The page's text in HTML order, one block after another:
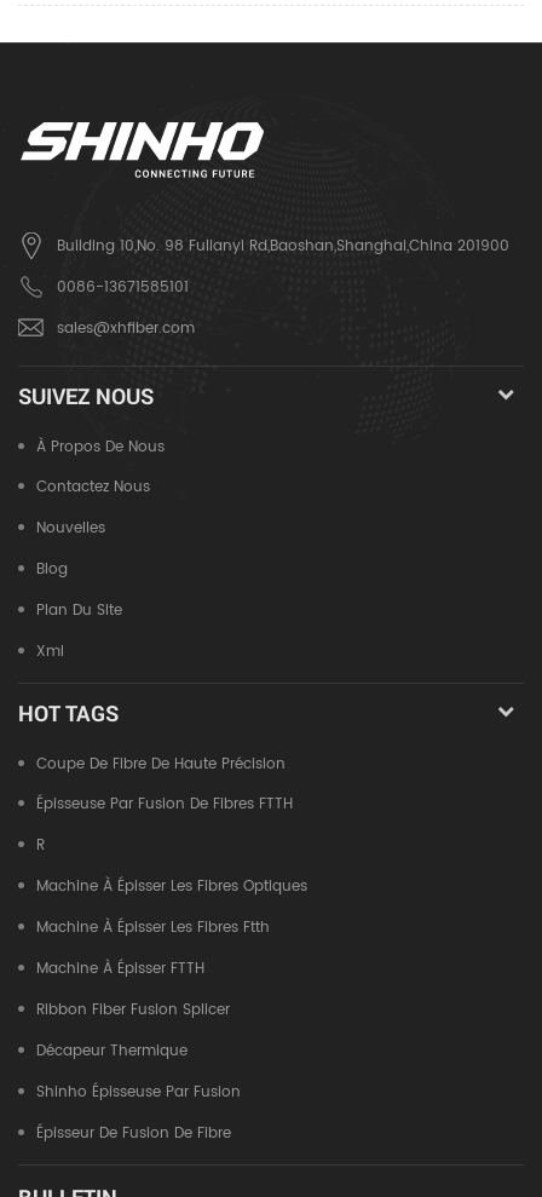
Building 10,No. 98 Fulianyi Rd,Baoshan,Shanghai,China 201900
0086-13671585101
sales@xhfiber.com
SUIVEZ NOUS
À Propos De Nous
Contactez Nous
Nouvelles
Blog
Plan Du Site
Xml
HOT TAGS
Coupe De Fibre De Haute Précision
Épisseuse Par Fusion De Fibres FTTH
R
Machine À Épisser Les Fibres Optiques
Machine À Épisser Les Fibres Ftth
Machine À Épisser FTTH
Ribbon Fiber Fusion Splicer
Décapeur Thermique
Shinho Épisseuse Par Fusion
Épisseur De Fusion De Fibre